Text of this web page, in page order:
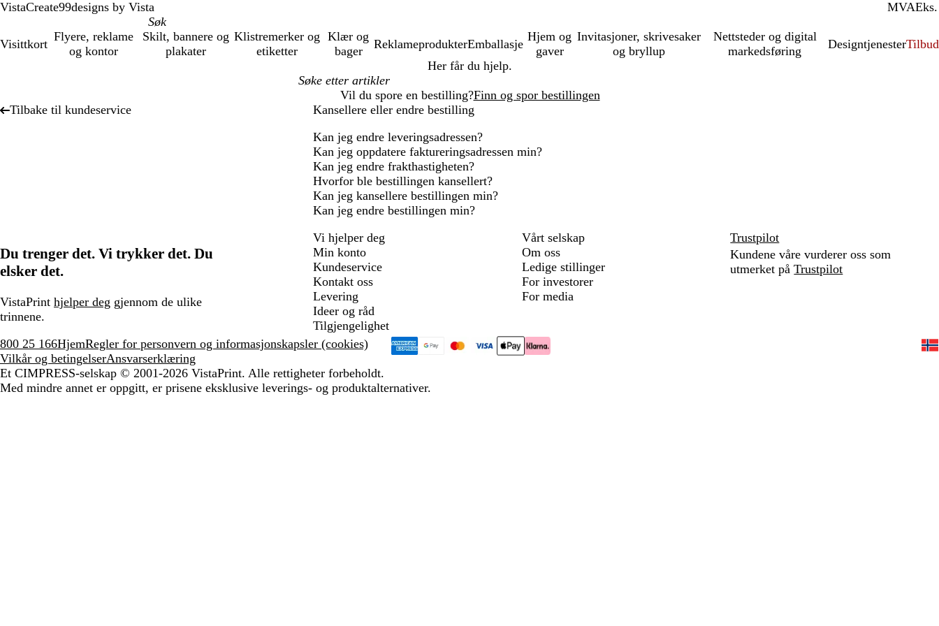
VistaCreate99designs by Vista MVAInkl.
Eks.
Visittkort
Flyere, reklame
og kontor
Skilt, bannere og
plakater
Klistremerker og
etiketter
Klær og
bager
ReklameprodukterEmballasje
Hjem og
gaver
Invitasjoner, skrivesaker
og bryllup
Nettsteder og digital
markedsføring
DesigntjenesterTilbud
Her får du hjelp.
Vil du spore en bestilling?Finn og spor bestillingen
Tilbake til kundeservice
Kansellere eller endre bestilling
Kan jeg endre leveringsadressen?
Kan jeg oppdatere faktureringsadressen min?
Kan jeg endre frakthastigheten?
Hvorfor ble bestillingen kansellert?
Kan jeg kansellere bestillingen min?
Kan jeg endre bestillingen min?
Du trenger det. Vi trykker det. Du
elsker det.
VistaPrint hjelper deg gjennom de ulike
trinnene.
Vi hjelper deg
Min konto
Kundeservice
Kontakt oss
Levering
Ideer og råd
Tilgjengelighet
Vårt selskap
Om oss
Ledige stillinger
For investorer
For media
Trustpilot
Kundene våre vurderer oss som
utmerket påTrustpilot
800 25 166HjemRegler for personvern og informasjonskapsler (cookies)
Vilkår og betingelserAnsvarserklæring
Et CIMPRESS-selskap © 2001-2026 VistaPrint. Alle rettigheter forbeholdt.
Med mindre annet er oppgitt, er prisene eksklusive leverings- og produktalternativer.